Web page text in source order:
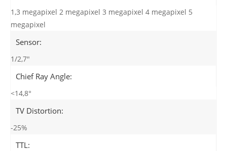
1,3 megapixel 2 megapixel 3 megapixel 4 megapixel 5
megapixel
Sensor:
1/2,7"
Chief Ray Angle:
<14,8°
TV Distortion:
-25%
TTL: